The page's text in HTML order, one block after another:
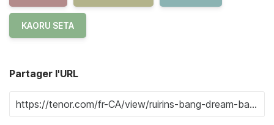
KAORU SETA
Partager l'URL